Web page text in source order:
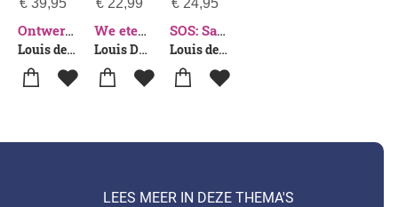
Ontwerp je eigen voedselbos
Louis de Jaeger
We eten ons dood
Louis De Jaeger
SOS: Save Our Soils: How regenerative food and farming will save your health and the planet
Louis de Jaeger
LEES MEER IN DEZE THEMA'S